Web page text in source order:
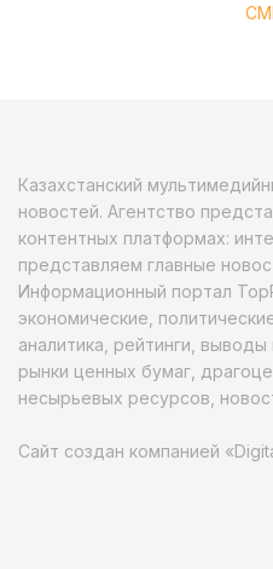
Казахстанский
новостей. Агентство
контентных платформах:
представляем главные
Информационный портал
экономические,
аналитика, рейтинги,
рынки ценных бумаг,
несырьевых ресурсов,
Сайт создан компанией